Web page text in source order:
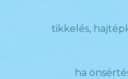
tikkelés,
ha